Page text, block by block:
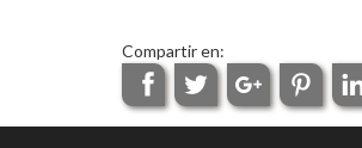
Compartir en: